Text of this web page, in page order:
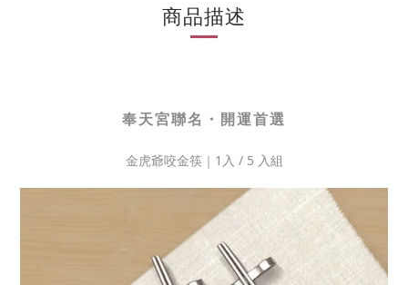
商品描述
奉天宮聯名・開運首選
金虎爺咬金筷｜1入 / 5 入組